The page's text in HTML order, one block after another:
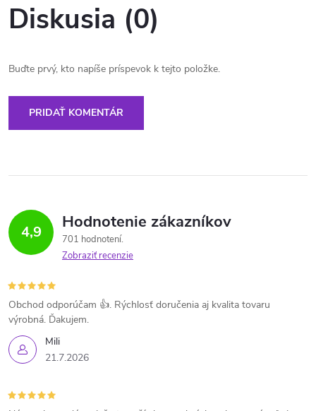
Diskusia (0)
Buďte prvý, kto napíše príspevok k tejto položke.
PRIDAŤ KOMENTÁR
4,9 Hodnotenie zákazníkov
701 hodnotení
Zobraziť recenzie
Mili
21.7.2026
Obchod odporúčam 👍. Rýchlosť doručenia aj kvalita tovaru
výrobná. Ďakujem.